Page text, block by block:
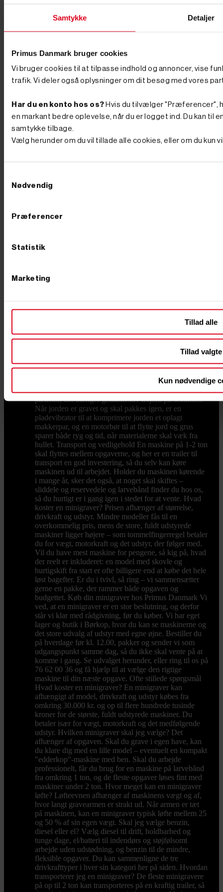
Samtykke Detaljer
Primus Danmark bruger cookies
Vi bruger cookies til at tilpasse indhold og annoncer, vise
trafik. Vi deler også oplysninger om dit besøg med vores
Har du en konto hos os? Hvis du tilvælger "Præferencer",
en markant bedre oplevelse, når du er logget ind. Du kan
samtykke tilbage.
Vælg herunder om du vil tillade alle cookies, eller om du kun
Nødvendig
Præferencer
Statistik
Marketing
Tillad alle
Tillad valgte
Kun nødvendige
ikke koster mere, end den skal. Her får du overblik
over typer, størrelser og udstyr, så du vælger rigtigt
udvalg af minigravere til salg. Sådan vælger du den
rigtige minigraver Det rigtige valg handler om
opgaven: Hvor meget skal du grave, hvor god er
adgangen, og hvor tit skal maskinen bruges? En
kompakt mini gravemaskine er nem at manøvrere i en
kraftigere model tager de store ryk på byggepladsen.
Tre ting afgør langt det meste – drivkraften, vægten og
det rette tilbehør. Får du styr på dem, har du også styr
på, hvilken maskine du skal bruge. Benzin, diesel eller
el – hvad passer til opgaven? Minigravere fås med tre
bruges indendørs, i kældre eller i støjfølsomme
opgaver, finder du også benzindrevne modeller. Kort
vægt – fra kompakt til kraftig Minigravere spænder fra
med en lille minigraver – nogle helt små modeller har
endda ben som en "edderkop", så de kommer ind, hvor
rigtige valg, og langt de fleste opgaver kan løses med
rendegraver eller en af de mindre gravemaskiner til
både grave- og læsseopgaver, hjælper vi dig gerne med
Tilbehør og udstyr, der gør arbejdet nemmere En
minigraver er kun så god som det, du monterer på den.
forvandler du maskinen til et komplet anlægsværktøj –
fra smalle graveskovle og tilteskovle til hydraulisk
pælebor, der trænger gennem stiv lerjord på sekunder.
Når jorden er gravet og skal pakkes igen, er en
pladevibrator til at komprimere jorden et oplagt
makkerpar, og en motorbør til at flytte jord og grus
sparer både ryg og tid, når materialerne skal væk fra
hullet. Transport og vedligehold En maskine på 1-2 ton
skal flyttes mellem opgaverne, og her er en trailer til
transport en god investering, så du selv kan køre
maskinen ud til arbejdet. Holder du maskinen kørende
i mange år, sker det også, at noget skal skiftes –
sliddele og reservedele og larvebånd finder du hos os,
så du hurtigt er i gang igen i stedet for at vente. Hvad
koster en minigraver? Prisen afhænger af størrelse,
drivkraft og udstyr. Mindre modeller fås til en
overkommelig pris, mens de store, fuldt udstyrede
maskiner ligger højere – som tommelfingerregel betaler
du for vægt, motorkraft og det udstyr, der følger med.
Vil du have mest maskine for pengene, så kig på, hvad
der reelt er inkluderet: en model med skovle og
hurtigskift fra start er ofte billigere end at købe det hele
løst bagefter. Er du i tvivl, så ring – vi sammensætter
gerne en pakke, der rammer både opgaven og
budgettet. Køb din minigraver hos Primus Danmark Vi
ved, at en minigraver er en stor beslutning, og derfor
står vi klar med rådgivning, før du køber. Vi har eget
lager og butik i Børkop, hvor du kan se maskinerne og
det store udvalg af udstyr med egne øjne. Bestiller du
på hverdage før kl. 12.00, pakker og sender vi som
udgangspunkt samme dag, så du ikke skal vente på at
komme i gang. Se udvalget herunder, eller ring til os på
76 62 00 36 og få hjælp til at vælge den rigtige
maskine til din næste opgave. Ofte stillede spørgsmål
Hvad koster en minigraver? En minigraver kan
afhængigt af model, drivkraft og udstyr købes fra
omkring 30.000 kr. og op til flere hundrede tusinde
kroner for de største, fuldt udstyrede maskiner. Du
betaler især for vægt, motorkraft og det medfølgende
udstyr. Hvilken minigraver skal jeg vælge? Det
afhænger af opgaven. Skal du grave i egen have, kan
du klare dig med en lille model – eventuelt en kompakt
"edderkop"-maskine med ben. Skal du arbejde
professionelt, får du brug for en maskine på larvebånd
fra omkring 1 ton, og de fleste opgaver løses fint med
maskiner under 2 ton. Hvor meget kan en minigraver
løfte? Løfteevnen afhænger af maskinens vægt og af,
hvor langt gravearmen er strakt ud. Når armen er tæt
på maskinen, kan en minigraver typisk løfte mellem 25
og 50 % af sin egen vægt. Skal jeg vælge benzin,
diesel eller el? Vælg diesel til drift, holdbarhed og
tunge dage, el/batteri til indendørs og støjfølsomt
arbejde uden udstødning, og benzin til de mindre,
fleksible opgaver. Du kan sammenligne de tre
drivkrafttyper i hver sin kategori her på siden. Hvordan
transporterer jeg en minigraver? De fleste minigravere
på op til 2 ton kan transporteres på en kraftig trailer, så